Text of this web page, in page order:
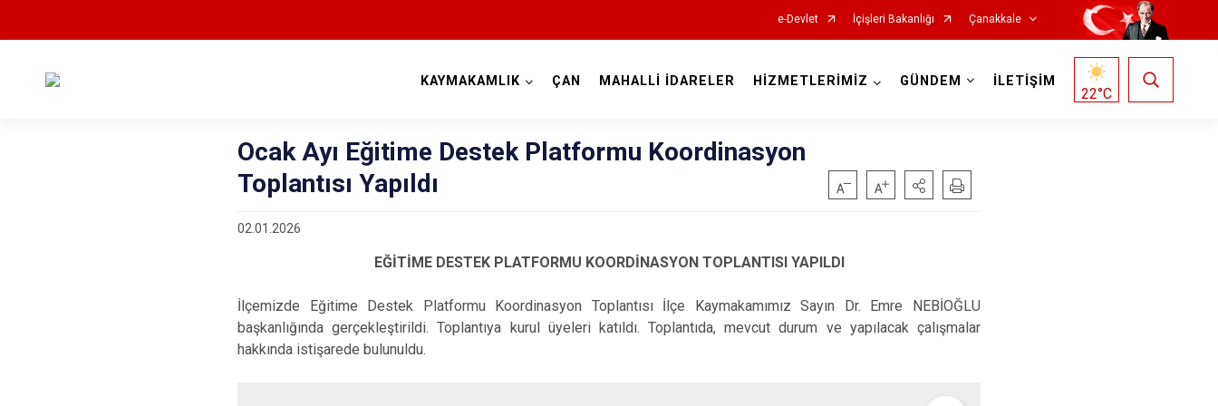
e-Devlet İçişleri Bakanlığı Çanakkale
Ayvacık
Bayramiç
Ezine
Gelibolu
KAYMAKAMLIK ÇAN MAHALLİ İDARELER HİZMETLERİMİZ GÜNDEM İLETİŞİM
22°C
Ocak Ayı Eğitime Destek Platformu Koordinasyon
Toplantısı Yapıldı
02.01.2026
EĞİTİME DESTEK PLATFORMU KOORDİNASYON TOPLANTISI YAPILDI
İlçemizde Eğitime Destek Platformu Koordinasyon Toplantısı İlçe Kaymakamımız Sayın Dr. Emre NEBİOĞLU
başkanlığında gerçekleştirildi. Toplantıya kurul üyeleri katıldı. Toplantıda, mevcut durum ve yapılacak çalışmalar
hakkında istişarede bulunuldu.